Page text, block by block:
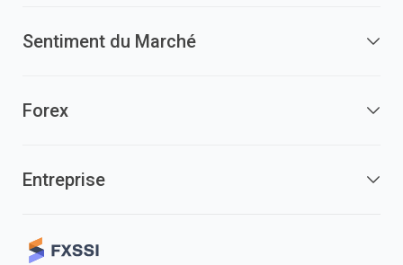
Sentiment du Marché
Forex
Entreprise